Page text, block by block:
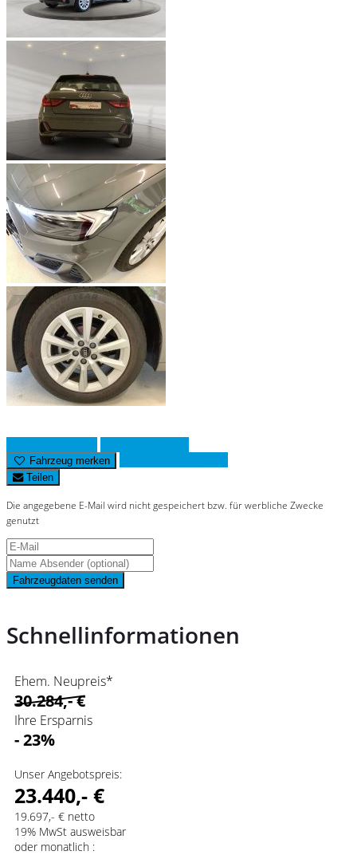
Fahrzeug merken
Teilen
Die angegebene E-Mail wird nicht gespeichert bzw. für werbliche Zwecke
genutzt
Fahrzeugdaten senden
Schnellinformationen
Ehem. Neupreis*
30.284,- €
Ihre Ersparnis
- 23%
Unser Angebotspreis:
23.440,- €
19.697,- € netto
19% MwSt ausweisbar
oder monatlich :